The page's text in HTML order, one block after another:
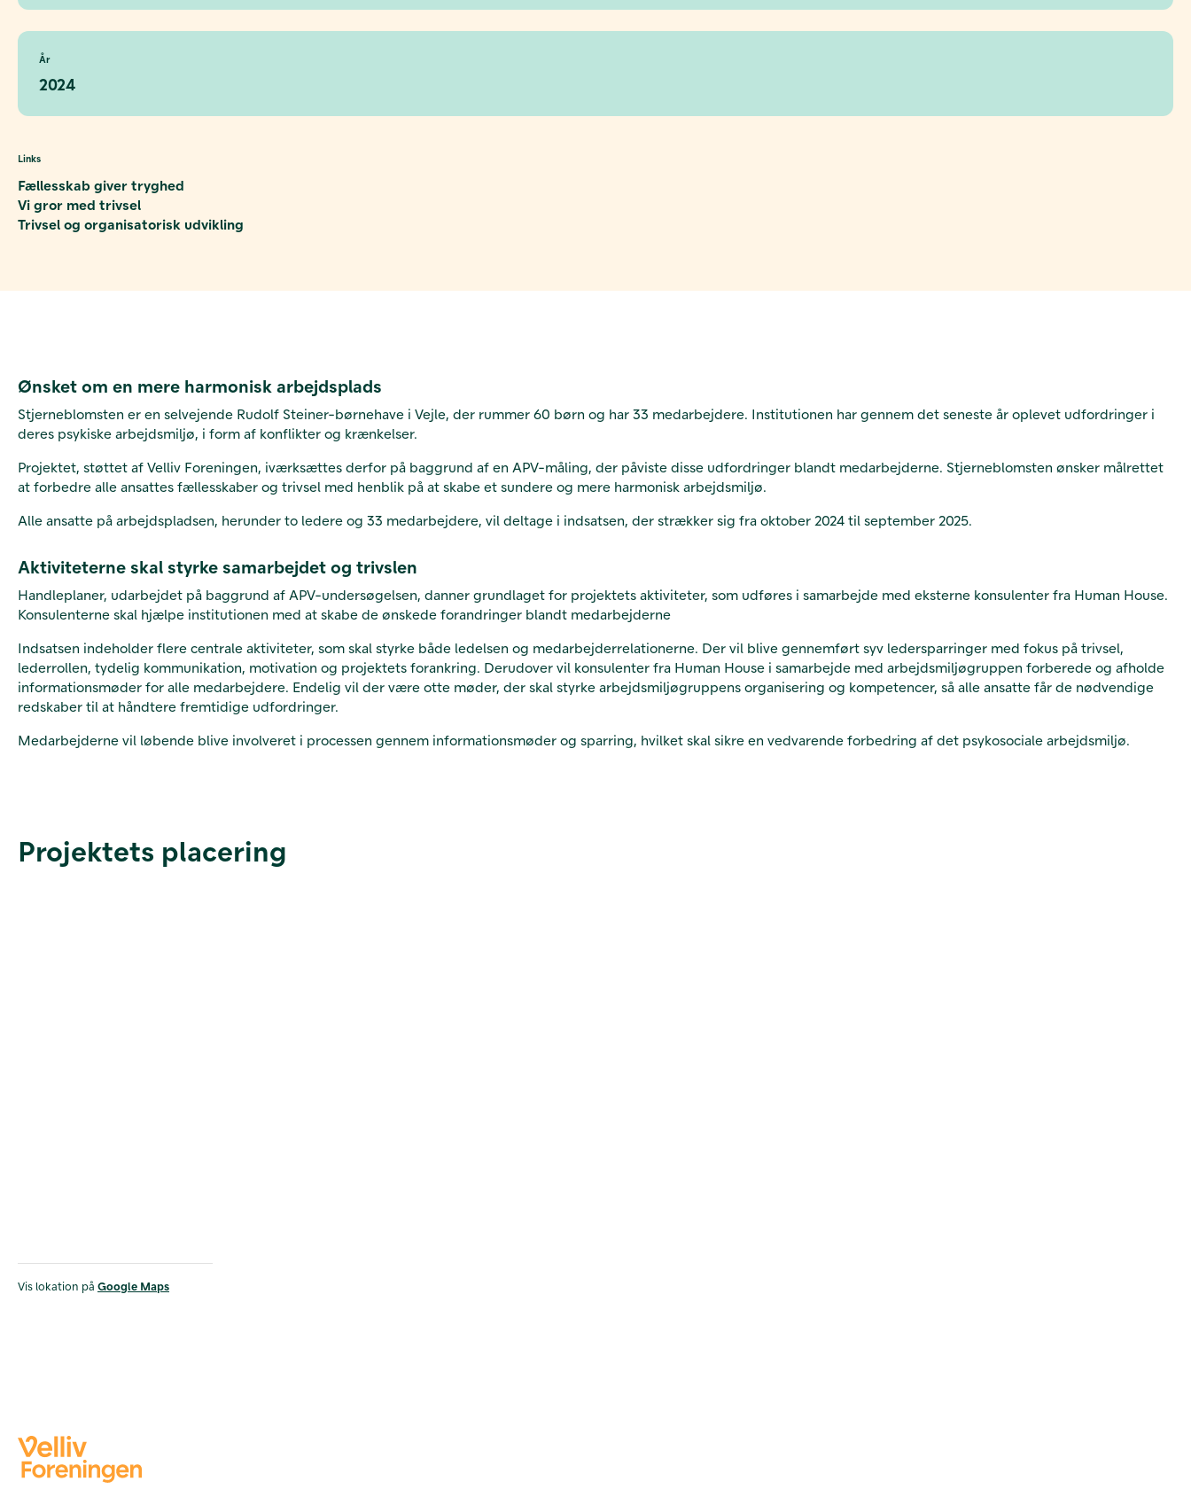
År
2024
Links
Fællesskab giver tryghed
Vi gror med trivsel
Trivsel og organisatorisk udvikling
Ønsket om en mere harmonisk arbejdsplads
Stjerneblomsten er en selvejende Rudolf Steiner-børnehave i Vejle, der rummer 60 børn og har 33 medarbejdere. Institutionen har gennem det seneste år oplevet udfordringer i
deres psykiske arbejdsmiljø, i form af konflikter og krænkelser.
Projektet, støttet af Velliv Foreningen, iværksættes derfor på baggrund af en APV-måling, der påviste disse udfordringer blandt medarbejderne. Stjerneblomsten ønsker målrettet
at forbedre alle ansattes fællesskaber og trivsel med henblik på at skabe et sundere og mere harmonisk arbejdsmiljø.
Alle ansatte på arbejdspladsen, herunder to ledere og 33 medarbejdere, vil deltage i indsatsen, der strækker sig fra oktober 2024 til september 2025.
Aktiviteterne skal styrke samarbejdet og trivslen
Handleplaner, udarbejdet på baggrund af APV-undersøgelsen, danner grundlaget for projektets aktiviteter, som udføres i samarbejde med eksterne konsulenter fra Human House.
Konsulenterne skal hjælpe institutionen med at skabe de ønskede forandringer blandt medarbejderne
Indsatsen indeholder flere centrale aktiviteter, som skal styrke både ledelsen og medarbejderrelationerne. Der vil blive gennemført syv ledersparringer med fokus på trivsel,
lederrollen, tydelig kommunikation, motivation og projektets forankring. Derudover vil konsulenter fra Human House i samarbejde med arbejdsmiljøgruppen forberede og afholde
informationsmøder for alle medarbejdere. Endelig vil der være otte møder, der skal styrke arbejdsmiljøgruppens organisering og kompetencer, så alle ansatte får de nødvendige
redskaber til at håndtere fremtidige udfordringer.
Medarbejderne vil løbende blive involveret i processen gennem informationsmøder og sparring, hvilket skal sikre en vedvarende forbedring af det psykosociale arbejdsmiljø.
Projektets placering
Vis lokation på Google Maps